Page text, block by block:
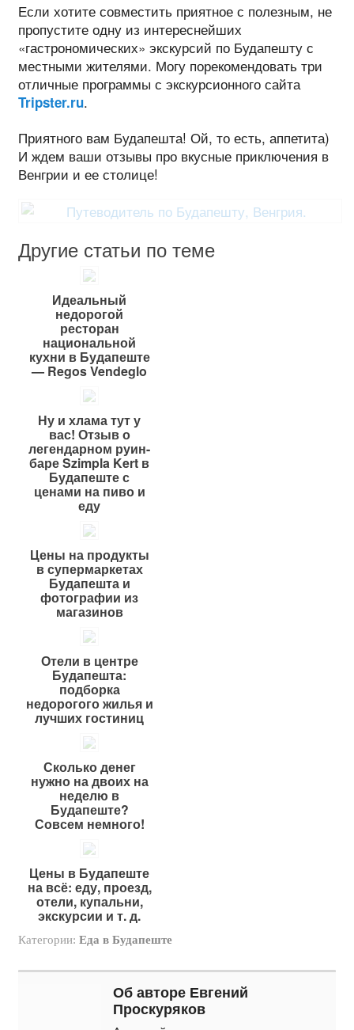
Если хотите совместить приятное с полезным, не
пропустите одну из интереснейших
«гастрономических» экскурсий по Будапешту с
местными жителями. Могу порекомендовать три
отличные программы с экскурсионного сайта
Tripster.ru.
Приятного вам Будапешта! Ой, то есть, аппетита)
И ждем ваши отзывы про вкусные приключения в
Венгрии и ее столице!
Другие статьи по теме
Идеальный
недорогой
ресторан
национальной
кухни в Будапеште
— Regos Vendeglo
Ну и хлама тут у
вас! Отзыв о
легендарном руин-
баре Szimpla Kert в
Будапеште с
ценами на пиво и
еду
Цены на продукты
в супермаркетах
Будапешта и
фотографии из
магазинов
Отели в центре
Будапешта:
подборка
недорогого жилья и
лучших гостиниц
Сколько денег
нужно на двоих на
неделю в
Будапеште?
Совсем немного!
Цены в Будапеште
на всё: еду, проезд,
отели, купальни,
экскурсии и т. д.
Категории: Еда в Будапеште
Об авторе Евгений
Проскуряков